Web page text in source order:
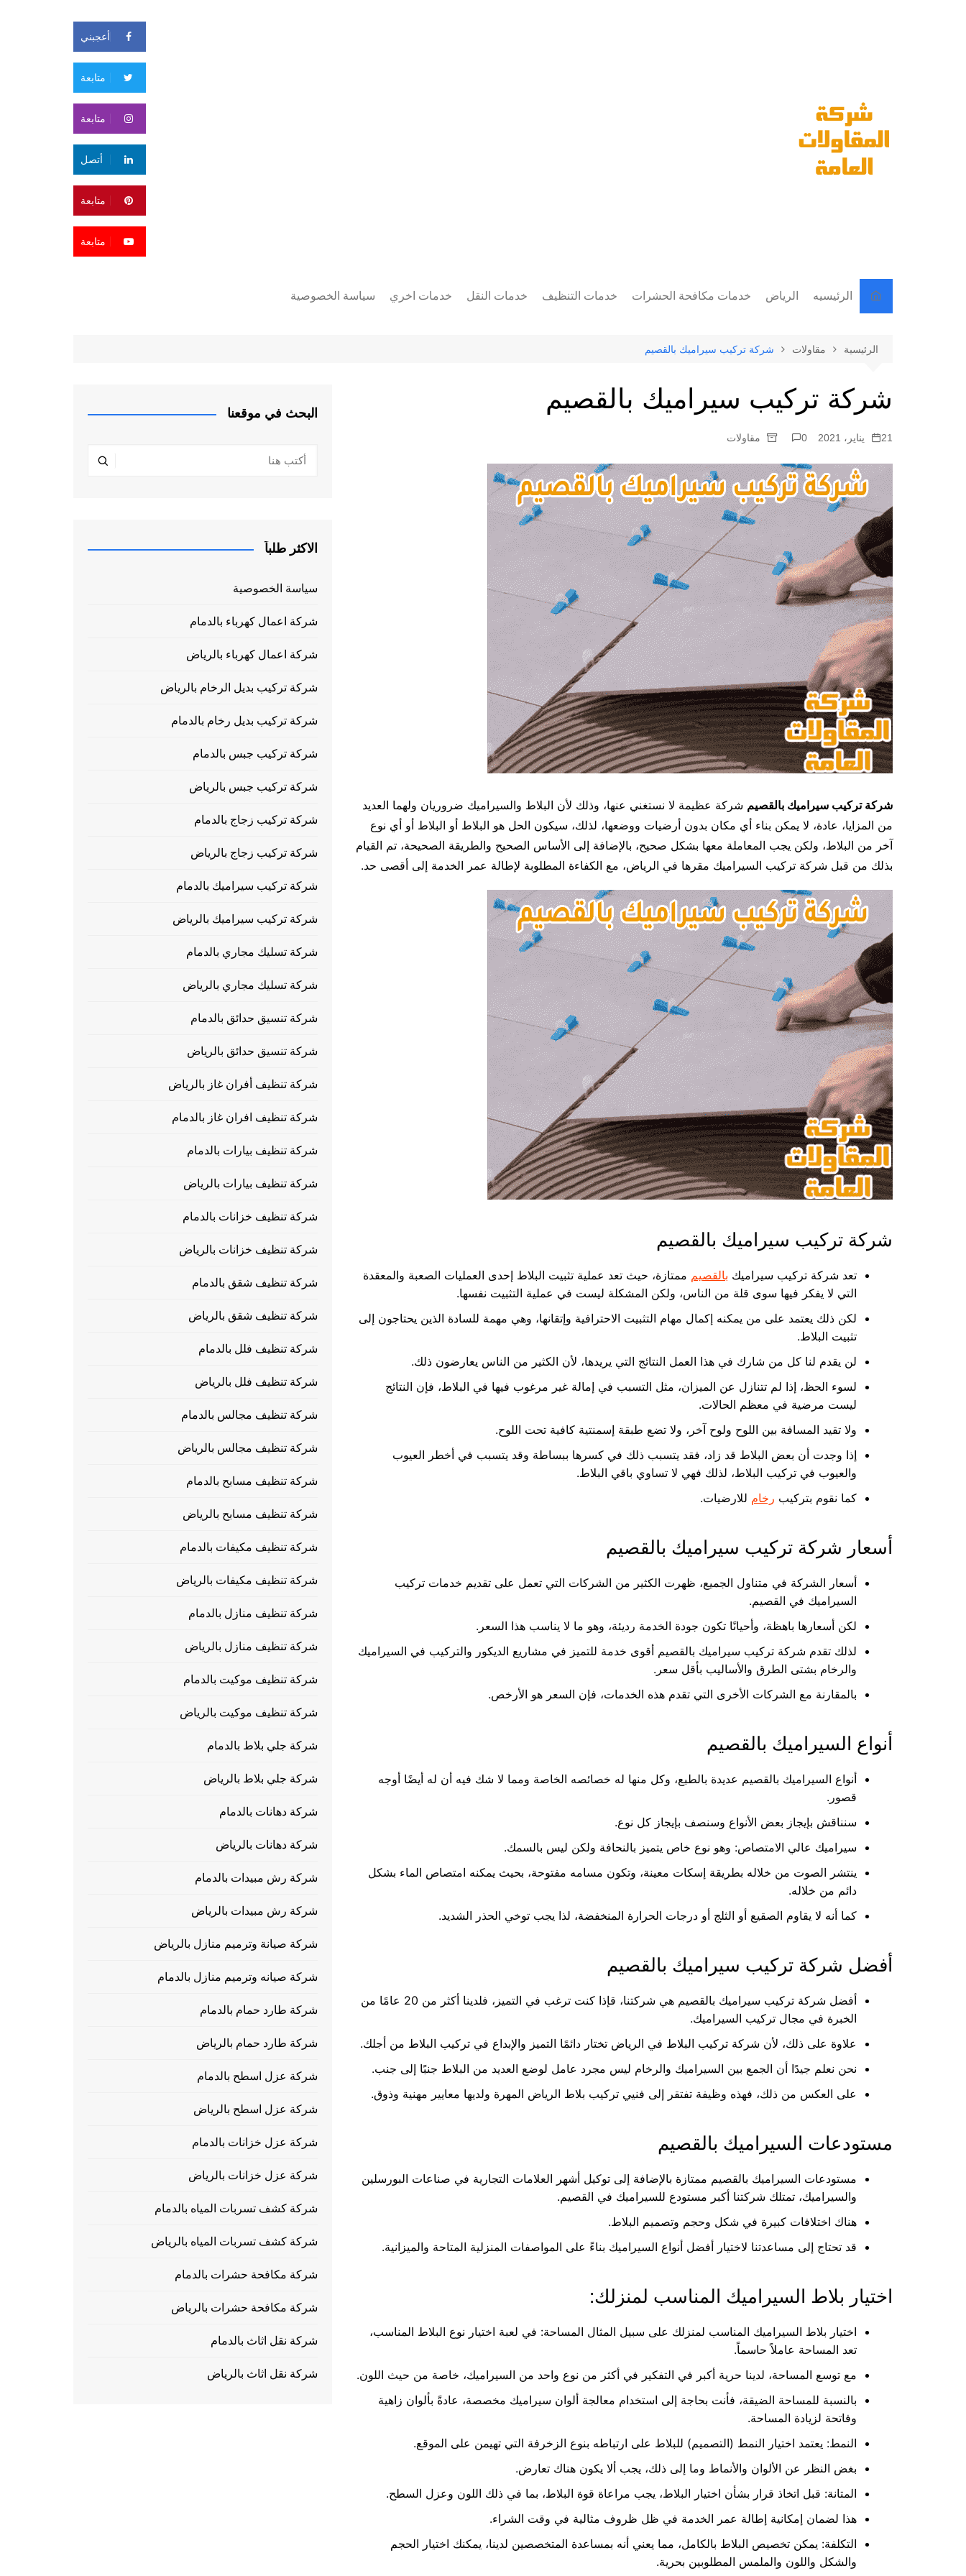
أعجبني
متابعة
متابعة
أتصل
متابعة
متابعة
الرئيسيه الرياض خدمات مكافحة الحشرات خدمات التنظيف خدمات النقل خدمات اخري سياسة الخصوصية
الرئيسية مقاولات شركة تركيب سيراميك بالقصيم
شركة تركيب سيراميك بالقصيم
21 يناير، 2021 0 مقاولات
شركة تركيب سيراميك بالقصيم شركة عظيمة لا نستغني عنها، وذلك لأن البلاط والسيراميك ضروريان ولهما العديد
من المزايا، عادة، لا يمكن بناء أي مكان بدون أرضيات ووضعها، لذلك، سيكون الحل هو البلاط أو البلاط أو أي نوع
آخر من البلاط، ولكن يجب المعاملة معها بشكل صحيح، بالإضافة إلى الأساس الصحيح والطريقة الصحيحة، تم القيام
بذلك من قبل شركة تركيب السيراميك مقرها في الرياض، مع الكفاءة المطلوبة لإطالة عمر الخدمة إلى أقصى حد.
شركة تركيب سيراميك بالقصيم
تعد شركة تركيب سيراميك بالقصيم ممتازة، حيث تعد عملية تثبيت البلاط إحدى العمليات الصعبة والمعقدة
التي لا يفكر فيها سوى قلة من الناس، ولكن المشكلة ليست في عملية التثبيت نفسها.
لكن ذلك يعتمد على من يمكنه إكمال مهام التثبيت الاحترافية وإتقانها، وهي مهمة للسادة الذين يحتاجون إلى
تثبيت البلاط.
لن يقدم لنا كل من شارك في هذا العمل النتائج التي يريدها، لأن الكثير من الناس يعارضون ذلك.
لسوء الحظ، إذا لم تتنازل عن الميزان، مثل التسبب في إمالة غير مرغوب فيها في البلاط، فإن النتائج
ليست مرضية في معظم الحالات.
ولا تقيد المسافة بين اللوح ولوح آخر، ولا تضع طبقة إسمنتية كافية تحت اللوح.
إذا وجدت أن بعض البلاط قد زاد، فقد يتسبب ذلك في كسرها ببساطة وقد يتسبب في أخطر العيوب
والعيوب في تركيب البلاط، لذلك فهي لا تساوي باقي البلاط.
كما نقوم بتركيب رخام للارضيات.
أسعار شركة تركيب سيراميك بالقصيم
أسعار الشركة في متناول الجميع، ظهرت الكثير من الشركات التي تعمل على تقديم خدمات تركيب
السيراميك في القصيم.
لكن أسعارها باهظة، وأحيانًا تكون جودة الخدمة رديئة، وهو ما لا يناسب هذا السعر.
لذلك تقدم شركة تركيب سيراميك بالقصيم أقوى خدمة للتميز في مشاريع الديكور والتركيب في السيراميك
والرخام بشتى الطرق والأساليب بأقل سعر.
بالمقارنة مع الشركات الأخرى التي تقدم هذه الخدمات، فإن السعر هو الأرخص.
أنواع السيراميك بالقصيم
أنواع السيراميك بالقصيم عديدة بالطبع، وكل منها له خصائصه الخاصة ومما لا شك فيه أن له أيضًا أوجه
قصور.
سنناقش بإيجاز بعض الأنواع وسنصف بإيجاز كل نوع.
سيراميك عالي الامتصاص: وهو نوع خاص يتميز بالنحافة ولكن ليس بالسمك.
ينتشر الصوت من خلاله بطريقة إسكات معينة، وتكون مسامه مفتوحة، بحيث يمكنه امتصاص الماء بشكل
دائم من خلاله.
كما أنه لا يقاوم الصقيع أو الثلج أو درجات الحرارة المنخفضة، لذا يجب توخي الحذر الشديد.
أفضل شركة تركيب سيراميك بالقصيم
أفضل شركة تركيب سيراميك بالقصيم هي شركتنا، قإذا كنت ترغب في التميز، فلدينا أكثر من 20 عامًا من
الخبرة في مجال تركيب السيراميك.
علاوة على ذلك، لأن شركة تركيب البلاط في الرياض تختار دائمًا التميز والإبداع في تركيب البلاط من أجلك.
نحن نعلم جيدًا أن الجمع بين السيراميك والرخام ليس مجرد عامل لوضع العديد من البلاط جنبًا إلى جنب.
على العكس من ذلك، فهذه وظيفة تفتقر إلى فنيي تركيب بلاط الرياض المهرة ولديها معايير مهنية وذوق.
مستودعات السيراميك بالقصيم
مستودعات السيراميك بالقصيم ممتازة بالإضافة إلى توكيل أشهر العلامات التجارية في صناعات البورسلين
والسيراميك، تمتلك شركتنا أكبر مستودع للسيراميك في القصيم.
هناك اختلافات كبيرة في شكل وحجم وتصميم البلاط.
قد تحتاج إلى مساعدتنا لاختيار أفضل أنواع السيراميك بناءً على المواصفات المنزلية المتاحة والميزانية.
اختيار بلاط السيراميك المناسب لمنزلك:
اختيار بلاط السيراميك المناسب لمنزلك على سبيل المثال المساحة: في لعبة اختيار نوع البلاط المناسب،
تعد المساحة عاملاً حاسماً.
مع توسع المساحة، لدينا حرية أكبر في التفكير في أكثر من نوع واحد من السيراميك، خاصة من حيث اللون.
بالنسبة للمساحة الضيقة، فأنت بحاجة إلى استخدام معالجة ألوان سيراميك مخصصة، عادةً بألوان زاهية
وفاتحة لزيادة المساحة.
النمط: يعتمد اختيار النمط (التصميم) للبلاط على ارتباطه بنوع الزخرفة التي تهيمن على الموقع.
بغض النظر عن الألوان والأنماط وما إلى ذلك، يجب ألا يكون هناك تعارض.
المتانة: قبل اتخاذ قرار بشأن اختيار البلاط، يجب مراعاة قوة البلاط، بما في ذلك اللون وعزل السطح.
هذا لضمان إمكانية إطالة عمر الخدمة في ظل ظروف مثالية في وقت الشراء.
التكلفة: يمكن تخصيص البلاط بالكامل، مما يعني أنه بمساعدة المتخصصين لدينا، يمكنك اختيار الحجم
والشكل واللون والملمس المطلوبين بحرية.
البحث في موقعنا
الاكثر طلباً
سياسة الخصوصية
شركة اعمال كهرباء بالدمام
شركة اعمال كهرباء بالرياض
شركة تركيب بديل الرخام بالرياض
شركة تركيب بديل رخام بالدمام
شركة تركيب جبس بالدمام
شركة تركيب جبس بالرياض
شركة تركيب زجاج بالدمام
شركة تركيب زجاج بالرياض
شركة تركيب سيراميك بالدمام
شركة تركيب سيراميك بالرياض
شركة تسليك مجاري بالدمام
شركة تسليك مجاري بالرياض
شركة تنسيق حدائق بالدمام
شركة تنسيق حدائق بالرياض
شركة تنظيف أفران غاز بالرياض
شركة تنظيف افران غاز بالدمام
شركة تنظيف بيارات بالدمام
شركة تنظيف بيارات بالرياض
شركة تنظيف خزانات بالدمام
شركة تنظيف خزانات بالرياض
شركة تنظيف شقق بالدمام
شركة تنظيف شقق بالرياض
شركة تنظيف فلل بالدمام
شركة تنظيف فلل بالرياض
شركة تنظيف مجالس بالدمام
شركة تنظيف مجالس بالرياض
شركة تنظيف مسابح بالدمام
شركة تنظيف مسابح بالرياض
شركة تنظيف مكيفات بالدمام
شركة تنظيف مكيفات بالرياض
شركة تنظيف منازل بالدمام
شركة تنظيف منازل بالرياض
شركة تنظيف موكيت بالدمام
شركة تنظيف موكيت بالرياض
شركة جلي بلاط بالدمام
شركة جلي بلاط بالرياض
شركة دهانات بالدمام
شركة دهانات بالرياض
شركة رش مبيدات بالدمام
شركة رش مبيدات بالرياض
شركة صيانة وترميم منازل بالرياض
شركة صيانه وترميم منازل بالدمام
شركة طارد حمام بالدمام
شركة طارد حمام بالرياض
شركة عزل اسطح بالدمام
شركة عزل اسطح بالرياض
شركة عزل خزانات بالدمام
شركة عزل خزانات بالرياض
شركة كشف تسربات المياه بالدمام
شركة كشف تسربات المياه بالرياض
شركة مكافحة حشرات بالدمام
شركة مكافحة حشرات بالرياض
شركة نقل اثاث بالدمام
شركة نقل اثاث بالرياض